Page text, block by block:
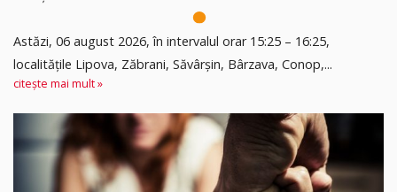
Astăzi, 06 august 2026, în intervalul orar 15:25 – 16:25,
localitățile Lipova, Zăbrani, Săvârșin, Bârzava, Conop,...
citește mai mult »